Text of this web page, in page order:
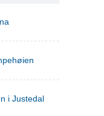
i Justedal